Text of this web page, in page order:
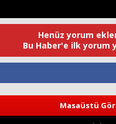
Henüz yorum
Bu Haber'e ilk yorum
Masaüstü